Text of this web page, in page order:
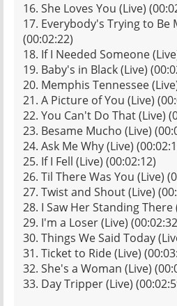
16. She Loves You (Live)
17. Everybody's Trying to Be
(00:02:22)
18. If I Needed Someone
19. Baby's in Black (Live)
20. Memphis Tennessee
21. A Picture of You (Live)
22. You Can't Do That (Live)
23. Besame Mucho (Live)
24. Ask Me Why (Live)
25. If I Fell (Live) (00:02:12)
26. Til There Was You (Live)
27. Twist and Shout (Live)
28. I Saw Her Standing There
29. I'm a Loser (Live)
30. Things We Said Today
31. Ticket to Ride (Live)
32. She's a Woman (Live)
33. Day Tripper (Live)